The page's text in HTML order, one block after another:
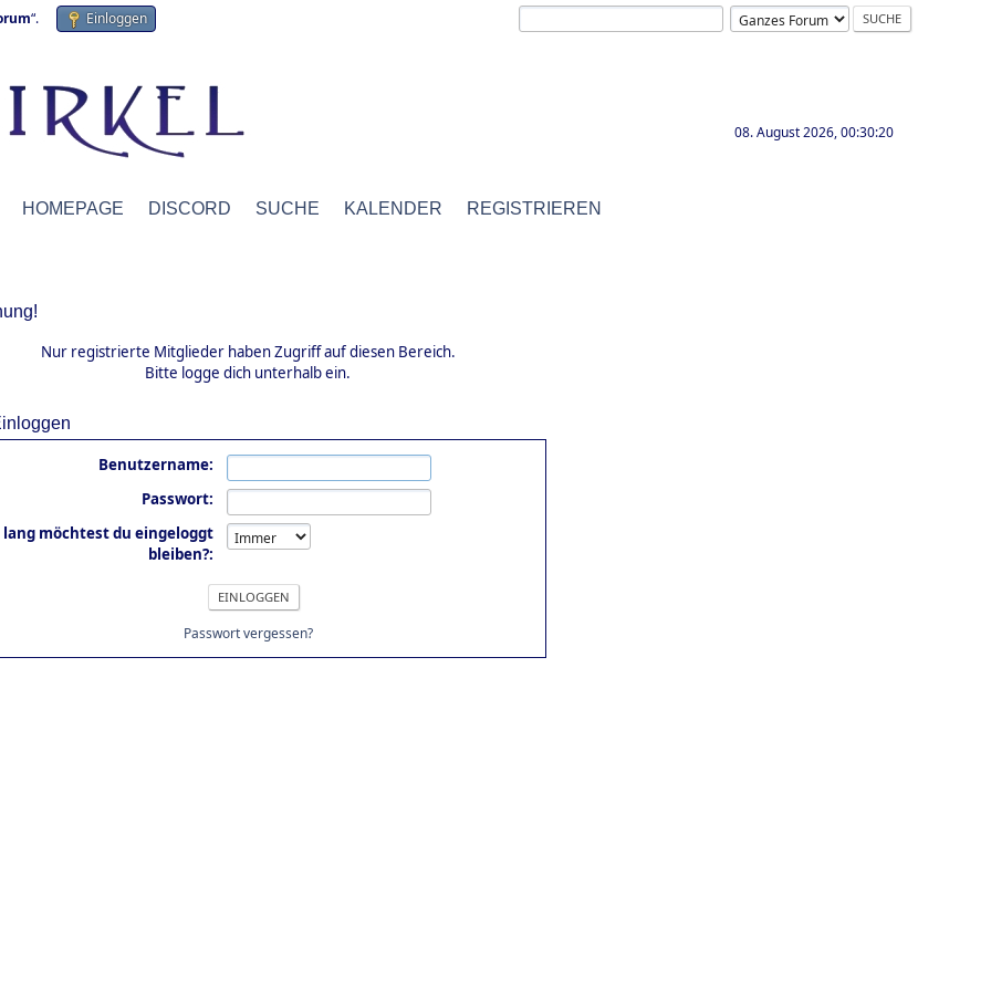
“. Einloggen
08. August 2026, 00:30:20
HOMEPAGE DISCORD SUCHE KALENDER REGISTRIEREN
Nur registrierte Mitglieder haben Zugriff auf diesen Bereich.
Bitte logge dich unterhalb ein.
Benutzername:
Passwort:
lang möchtest du eingeloggt
bleiben?:
Passwort vergessen?